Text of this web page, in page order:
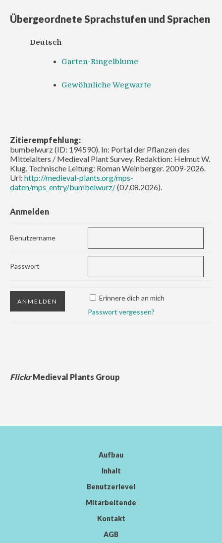
Übergeordnete Sprachstufen und Sprachen
Deutsch
Garten-Ringelblume
Gewöhnliche Wegwarte
Zitierempfehlung:
bumbelwurz (ID: 194590). In: Portal der Pflanzen des
Mittelalters / Medieval Plant Survey. Redaktion: Helmut W.
Klug. Technische Leitung: Roman Weinberger. 2009-2026.
Url: http://medieval-plants.org/mps-
daten/mps_entry/bumbelwurz/(07.08.2026).
Anmelden
Benutzername
Passwort
Erinnere dich an mich
Passwort vergessen?
FlickrMedieval Plants Group
Aufbau
Inhalt
Benutzerlevel
Mitarbeitende
Kontakt
AGB